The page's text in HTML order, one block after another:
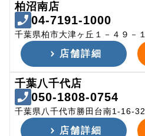
柏沼南店
04-7191-1000
千葉県柏市大津ヶ丘１－４９－１
店舗詳細
千葉八千代店
050-1808-0754
千葉県八千代市勝田台南1-16-32
店舗詳細